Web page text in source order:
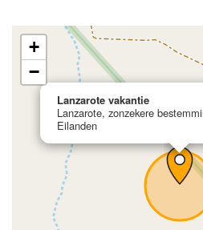
Lanzarote vakantie
Lanzarote, zonzekere
Eilanden
+
−